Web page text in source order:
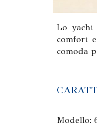
Lo
comfort
comoda
Modello: